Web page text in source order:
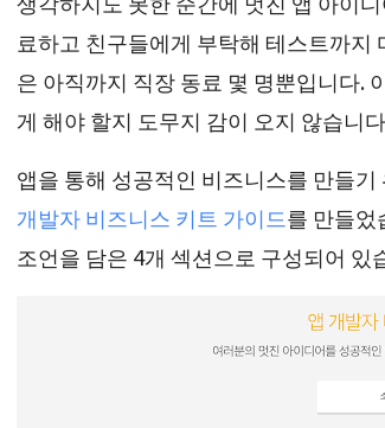
료하고 친구들에게 부탁해 테스트까
은 아직까지 직장 동료 몇 명뿐입니다.
게 해야 할지 도무지 감이 오지 않습니
앱을 통해 성공적인 비즈니스를 만들
개발자 비즈니스 키트 가이드를 만들었
조언을 담은 4개 섹션으로 구성되어 있